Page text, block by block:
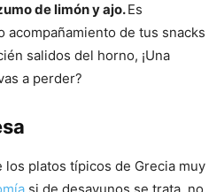
de limón y ajo.Es
acompañamiento de tus snacks
salidos del horno, ¡Una
a perder?
los platos típicos de Grecia muy